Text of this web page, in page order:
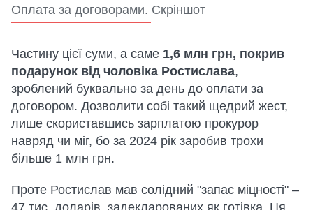
Оплата за договорами. Скріншот
Частину цієї суми, а саме 1,6 млн грн, покрив
подарунок від чоловіка Ростислава,
зроблений буквально за день до оплати за
договором. Дозволити собі такий щедрий жест,
лише скориставшись зарплатою прокурор
навряд чи міг, бо за 2024 рік заробив трохи
більше 1 млн грн.
Проте Ростислав мав солідний "запас міцності" –
47 тис. доларів, задекларованих як готівка. Ця